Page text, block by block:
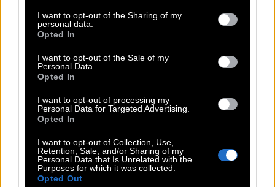
I want to opt-out of the Sharing of my
personal data.
Opted In
I want to opt-out of the Sale of my
Personal Data.
Opted In
I want to opt-out of processing my
Personal Data for Targeted Advertising.
Opted In
I want to opt-out of Collection, Use,
Retention, Sale, and/or Sharing of my
Personal Data that Is Unrelated with the
Purposes for which it was collected.
Opted Out
Μιχάλης Κατσιγιάννης
εικονο[ποίημα] #φωτογραφία